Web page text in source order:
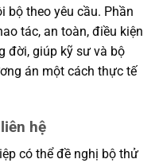
bộ theo yêu cầu. Phần
tác, an toàn, điều kiện
đời, giúp kỹ sư và bộ
án một cách thực tế
hệ
có thể đề nghị bộ thử